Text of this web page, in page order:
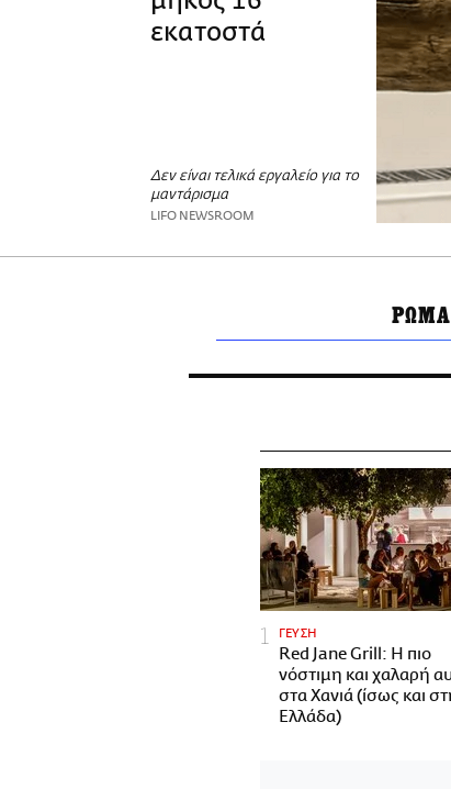
εκατοστά
Δεν είναι τελικά εργαλείο για το
μαντάρισμα
LIFO NEWSROOM
ΓΕΥΣΗ
Red Jane Grill: Η πιο
νόστιμη και χαλαρή
στα Χανιά (ίσως και
Ελλάδα)